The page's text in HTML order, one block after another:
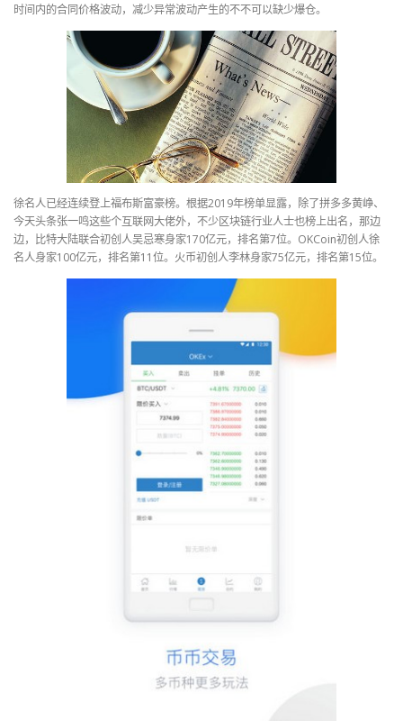
时间内的合同价格波动，减少异常波动产生的不不可以缺少爆仓。
徐名人已经连续登上福布斯富豪榜。根据2019年榜单显露，除了拼多多黄峥、
今天头条张一鸣这些个互联网大佬外，不少区块链行业人士也榜上出名，那边
边，比特大陆联合初创人吴忌寒身家170亿元，排名第7位。OKCoin初创人徐
名人身家100亿元，排名第11位。火币初创人李林身家75亿元，排名第15位。